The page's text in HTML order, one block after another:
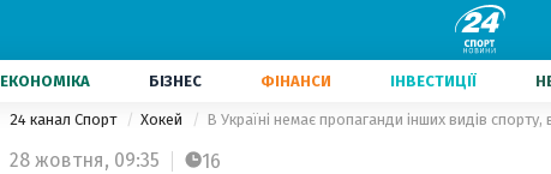
ЕКОНОМІКА БІЗНЕС ФІНАНСИ ІНВЕСТИЦІЇ
24 канал Спорт Хокей В Україні немає пропаганди інших видів
28 жовтня, 09:35 16